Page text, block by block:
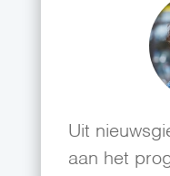
Uit
aan het